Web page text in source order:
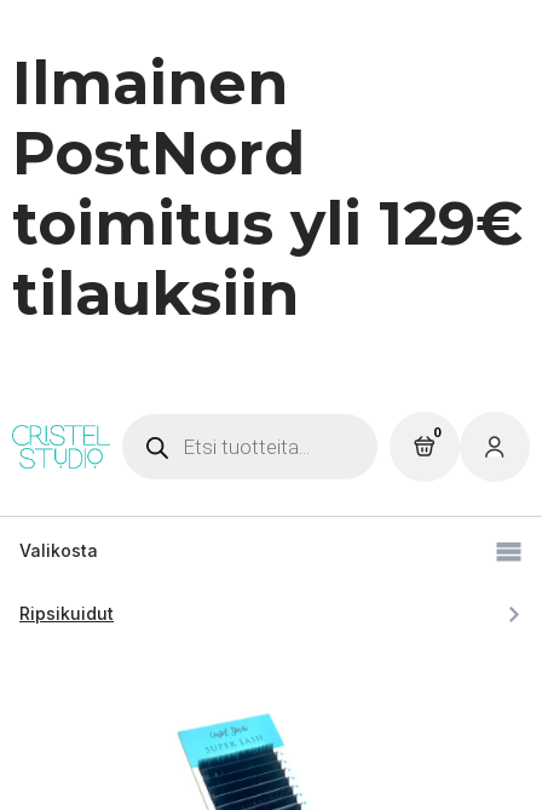
Ilmainen
PostNord
toimitus yli 129€
tilauksiin
search
0
Valikosta
Ripsikuidut